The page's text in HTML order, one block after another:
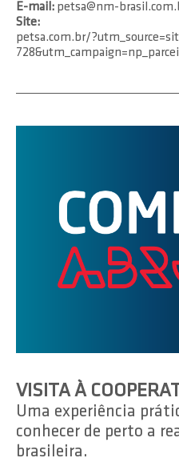
E-mail: petsa@nm-
Site:
petsa.com.br/
VISITA À
Uma experiência
conhecer de perto a
brasileira.